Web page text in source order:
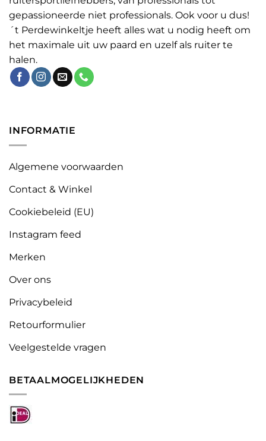
gepassioneerde niet professionals. Ook voor u dus!
´t Perdewinkeltje heeft alles wat u nodig heeft om
het maximale uit uw paard en uzelf als ruiter te
halen.
INFORMATIE
Algemene voorwaarden
Contact & Winkel
Cookiebeleid (EU)
Instagram feed
Merken
Over ons
Privacybeleid
Retourformulier
Veelgestelde vragen
BETAALMOGELIJKHEDEN